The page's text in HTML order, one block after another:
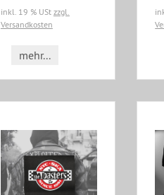
inkl. 19 % USt zzgl.
Versandkosten
mehr...